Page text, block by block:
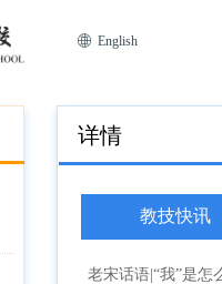
ꄓ English
详情
教技快讯
老宋话语|“我”是怎